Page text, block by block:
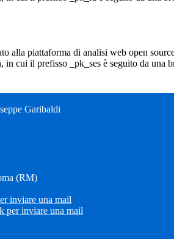
alla piattaforma di analisi web open
cui il prefisso _pk_ses è seguito da
Garibaldi
(RM)
inviare una mail
per inviare una mail